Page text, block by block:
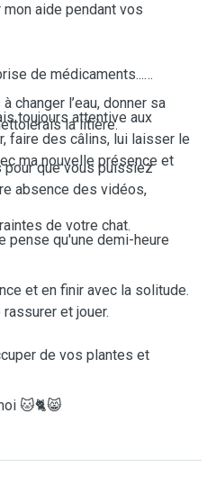
aide pendant vos
de médicaments...
toujours attentive aux
faire des câlins, lui laisser le
ma nouvelle présence et
de votre chat.
changer l’eau, donner sa
la litière.
que vous puissiez
absence des vidéos,
pense qu'une demi-heure
et en finir avec la solitude.
et jouer.
de vos plantes et
🐱🐈😸